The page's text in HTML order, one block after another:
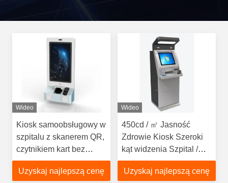
Wideo
Kiosk samoobsługowy w
szpitalu z skanerem QR,
czytnikiem kart bez
kontaktu i drukarką
termiczną
Uzyskaj najlepszą cenę
Wideo
450cd / ㎡ Jasność
Zdrowie Kiosk Szeroki
kąt widzenia Szpital /
apteka Opieka
zdrowotna Stosowane
Uzyskaj najlepszą cenę